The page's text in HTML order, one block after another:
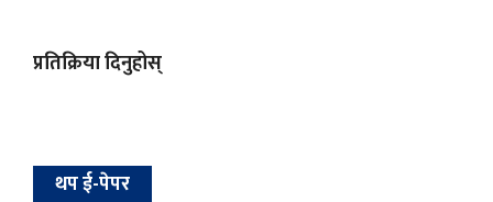
प्रतिक्रिया दिनुहोस्
थप ई-पेपर